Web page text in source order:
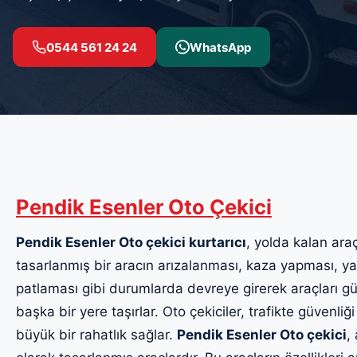
0544 561 24 24 WhatsApp
Pendik Esenler Oto Çekici
Pendik Esenler Oto çekici kurtarıcı, yolda kalan
tasarlanmış bir aracın arızalanması, kaza yapması,
patlaması gibi durumlarda devreye girerek araçları
başka bir yere taşırlar. Oto çekiciler, trafikte
büyük bir rahatlık sağlar. Pendik Esenler Oto çekici,